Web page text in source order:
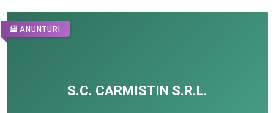
ANUNTURI